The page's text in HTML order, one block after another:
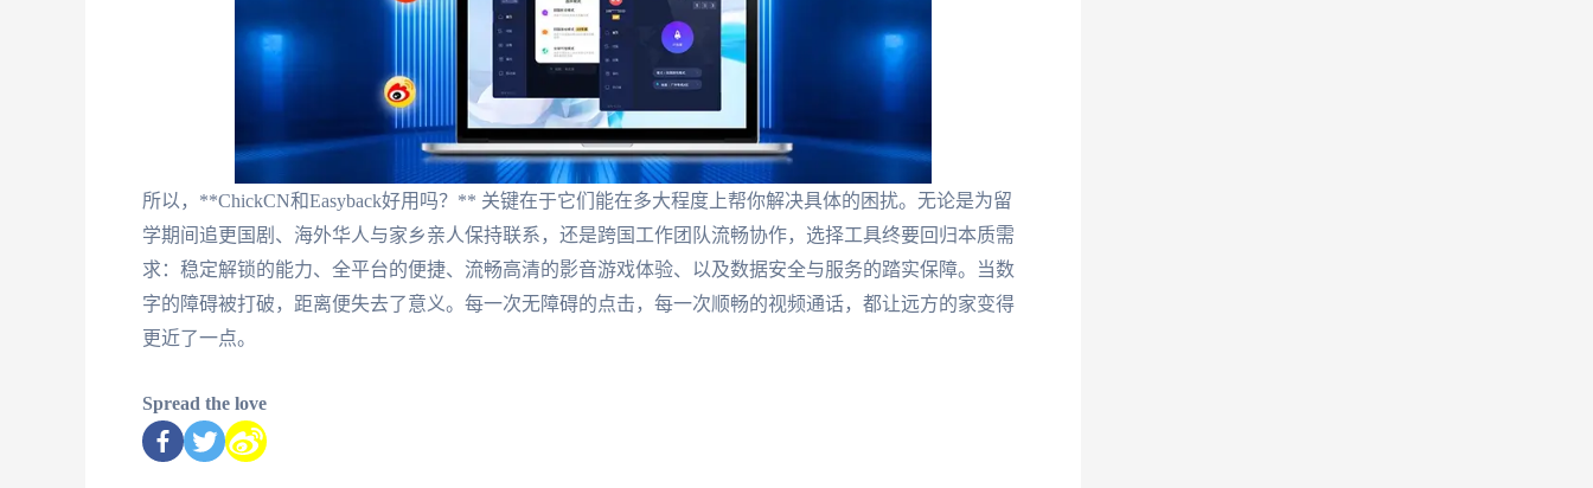
所以，**ChickCN和Easyback好用吗？** 关键在于它们能在多大程度上帮你解决具体的困扰。无论是为留
学期间追更国剧、海外华人与家乡亲人保持联系，还是跨国工作团队流畅协作，选择工具终要回归本质需
求：稳定解锁的能力、全平台的便捷、流畅高清的影音游戏体验、以及数据安全与服务的踏实保障。当数
字的障碍被打破，距离便失去了意义。每一次无障碍的点击，每一次顺畅的视频通话，都让远方的家变得
更近了一点。
Spread the love